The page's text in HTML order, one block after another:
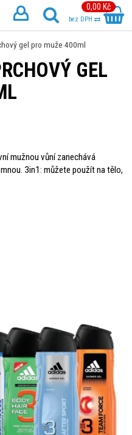
0,00 Kč
bez DPH
gel pro muže 400ml
GEL
mužnou vůní zanechává
3in1: můžete použít na tělo,